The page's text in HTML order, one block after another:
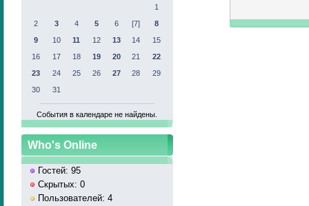
1
2
3 4 5 6 [7]
8
9
10 11 12 13 14
15
16
17 18 19 20 21
22
23
24 25 26 27 28
29
30
31
События в календаре не найдены.
Who's Online
Гостей: 95
Скрытых: 0
Пользователей: 4